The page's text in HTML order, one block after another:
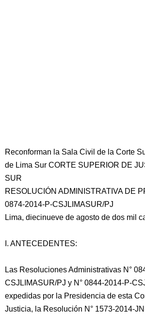
Reconforman la Sala Civil de la Corte
de Lima Sur CORTE SUPERIOR DE
SUR
RESOLUCIÓN ADMINISTRATIVA DE
0874-2014-P-CSJLIMASUR/PJ
Lima, diecinueve de agosto de dos mil
I. ANTECEDENTES:
Las Resoluciones Administrativas N°
CSJLIMASUR/PJ y N° 0844-2014-P-
expedidas por la Presidencia de esta
Justicia, la Resolución N° 1573-2014-